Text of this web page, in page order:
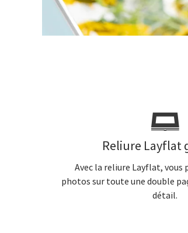
Reliure Layflat
Avec la reliure Layflat, vous
photos sur toute une double
détail.